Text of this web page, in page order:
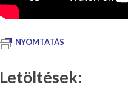
NYOMTATÁS
Letöltések: